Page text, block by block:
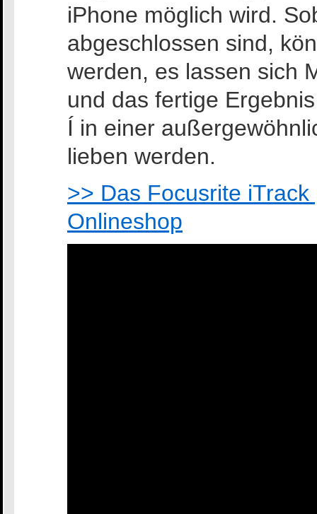
iPhone möglich wird.
abgeschlossen sind,
werden, es lassen sich
und das fertige
Í in einer
lieben werden.
>> Das Focusrite
Onlineshop